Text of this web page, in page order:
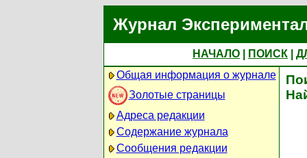
Журнал
НАЧАЛО ПОИСК
Общая информация о журнале
Золотые страницы
Адреса редакции
Содержание журнала
Сообщения редакции